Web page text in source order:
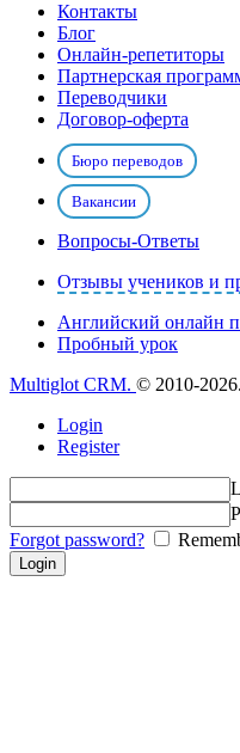
Контакты
Блог
Онлайн-репетиторы
Партнерская
Переводчики
Договор-оферта
Бюро переводов
Вакансии
Вопросы-Ответы
Отзывы учеников и
Английский онлайн
Пробный урок
Multiglot CRM. © 2010-
Login
Register
Forgot password?